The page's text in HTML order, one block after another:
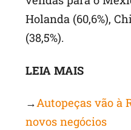
Holanda (60,6%),
(38,5%).
LEIA MAIS
→Autopeças vão à
novos negócios